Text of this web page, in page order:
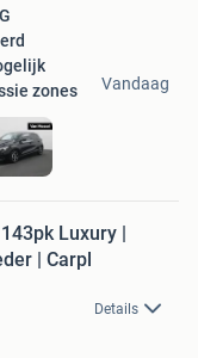
zones
Vandaag
Luxury |
| Carpl
Details